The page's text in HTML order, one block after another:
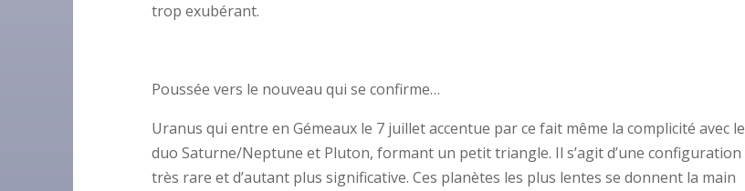
trop exubérant.
Poussée vers le nouveau qui se confirme…
Uranus qui entre en Gémeaux le 7 juillet accentue par ce fait même la complicité avec le
duo Saturne/Neptune et Pluton, formant un petit triangle. Il s’agit d’une configuration
très rare et d’autant plus significative. Ces planètes les plus lentes se donnent la main